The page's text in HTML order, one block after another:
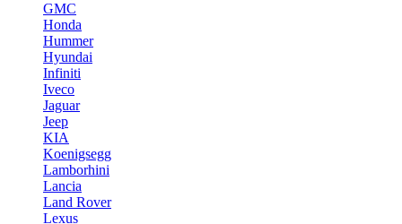
GMC
Honda
Hummer
Hyundai
Infiniti
Iveco
Jaguar
Jeep
KIA
Koenigsegg
Lamborhini
Lancia
Land Rover
Lexus